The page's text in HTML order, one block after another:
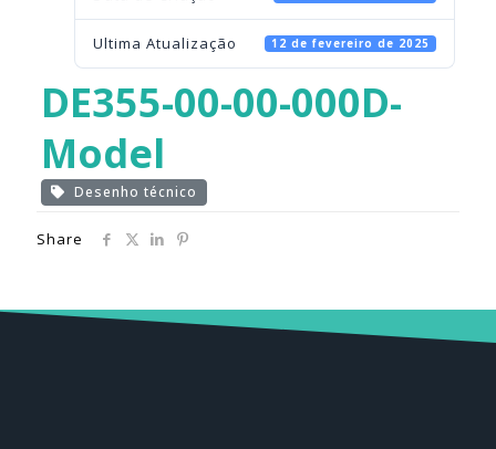
Ultima Atualização 12 de fevereiro de 2025
DE355-00-00-000D-
Model
Desenho técnico
Share